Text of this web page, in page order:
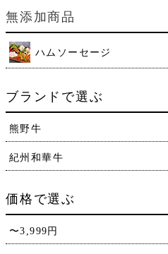
無添加商品
ハムソーセージ
ブランドで選ぶ
熊野牛
紀州和華牛
価格で選ぶ
〜3,999円